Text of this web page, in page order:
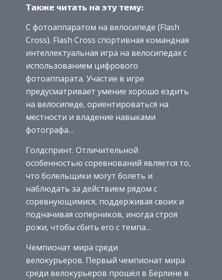
Также читать на эту тему:
С фотоаппаратом на велосипеде (Flash
Cross). Flash Cross спортивная командная
интеллектуальная игра на велосипедах с
использованием цифрового
фотоаппарата. Участие в игре
предусматривает умение хорошо ездить
на велосипеде, ориентироваться на
местности и владение навыками
фотографа…
Голдспринт. Отличительной
особенностью соревнований является то,
что болельщики могут болеть и
наблюдать за действием рядом с
соревнующимися, поддерживая своих и
подначивая соперников, иногда строя
рожи, чтобы сбить его с темпа…
Чемпионат мира среди
велокурьеров. Первый чемпионат мира
среди велокурьеров прошёл в Берлине в